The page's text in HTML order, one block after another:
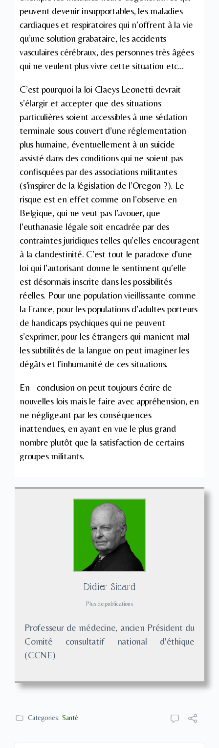
peuvent devenir insupportables, les maladies
cardiaques et respiratoires qui n’offrent à la vie
qu’une solution grabataire, les accidents
vasculaires cérébraux, des personnes très âgées
qui ne veulent plus vivre cette situation etc…
C’est pourquoi la loi Claeys Leonetti devrait
s’élargir et accepter que des situations
particulières soient accessibles à une sédation
terminale sous couvert d’une réglementation
plus humaine, éventuellement à un suicide
assisté dans des conditions qui ne soient pas
confisquées par des associations militantes
(s’inspirer de la législation de l’Oregon ?). Le
risque est en effet comme on l’observe en
Belgique, qui ne veut pas l’avouer, que
l’euthanasie légale soit encadrée par des
contraintes juridiques telles qu’elles encouragent
à la clandestinité. C’est tout le paradoxe d’une
loi qui l’autorisant donne le sentiment qu’elle
est désormais inscrite dans les possibilités
réelles. Pour une population vieillissante comme
la France, pour les populations d’adultes porteurs
de handicaps psychiques qui ne peuvent
s’exprimer, pour les étrangers qui manient mal
les subtilités de la langue on peut imaginer les
dégâts et l’inhumanité de ces situations.
En conclusion on peut toujours écrire de
nouvelles lois mais le faire avec appréhension, en
ne négligeant par les conséquences
inattendues, en ayant en vue le plus grand
nombre plutôt que la satisfaction de certains
groupes militants.
Didier Sicard
Plus de publications
Professeur de médecine, ancien Président du
Comité consultatif national d'éthique
(CCNE)
Categories: Santé